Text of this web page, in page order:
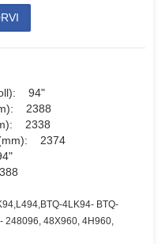
94"
2388
2338
(mm): 2374
4LK94- BTQ-
248096, 48X960, 4H960,